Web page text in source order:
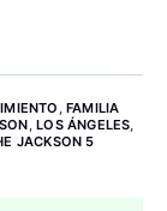
, FAMILIA
,LOS ÁNGELES,
JACKSON 5